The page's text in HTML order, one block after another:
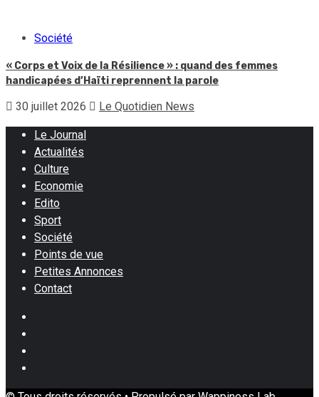
Société
« Corps et Voix de la Résilience » : quand des femmes
handicapées d’Haïti reprennent la parole
30 juillet 2026 Le Quotidien News
Le Journal
Actualités
Culture
Economie
Edito
Sport
Société
Points de vue
Petites Annonces
Contact